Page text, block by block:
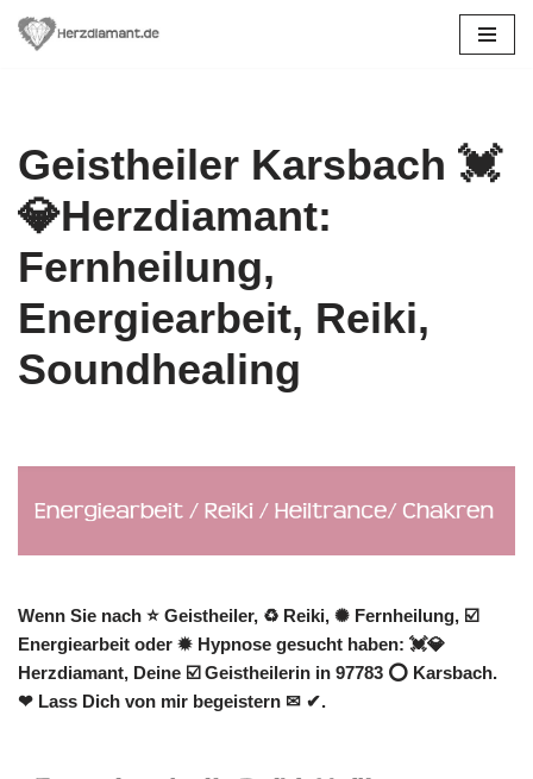
Geistheiler Karsbach 💓️
💎Herzdiamant:
Fernheilung,
Energiearbeit, Reiki,
Soundhealing
Wenn Sie nach ⭐ Geistheiler, ♻ Reiki, ✺ Fernheilung, ☑️
Energiearbeit oder ✹ Hypnose gesucht haben: 💓️💎
Herzdiamant, Deine ☑️ Geistheilerin in 97783 ⭕ Karsbach.
❤ Lass Dich von mir begeistern ✉ ✔.